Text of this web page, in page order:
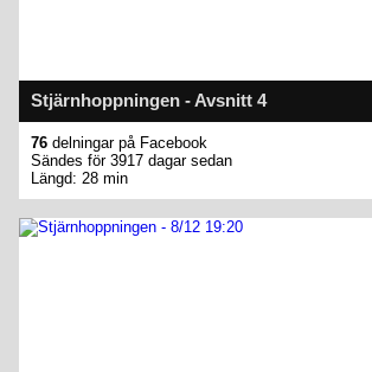
Stjärnhoppningen - Avsnitt 4
76 delningar på Facebook
Sändes för 3917 dagar sedan
Längd: 28 min